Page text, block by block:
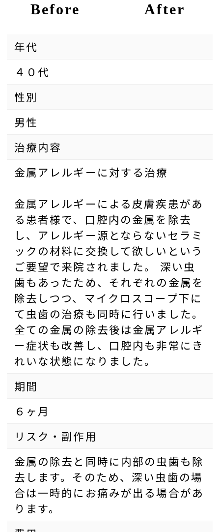
Before After
年代
４０代
性別
男性
治療内容
金属アレルギーに対する治療
金属アレルギーによる皮膚疾患があ
る患者様で、口腔内の金属を除去
し、アレルギー源とならないセラミ
ックの材料に交換して欲しいという
ご要望で来院されました。 深い虫
歯もあったため、それぞれの金属を
除去しつつ、マイクロスコープ下に
て虫歯の治療も同時に行いました。
全ての金属の除去後は金属アレルギ
ー症状も改善し、口腔内も非常にき
れいな状態になりました。
期間
６ヶ月
リスク・副作用
金属の除去と同時に内部の虫歯も除
去します。そのため、深い虫歯の場
合は一時的にお痛みが出る場合があ
ります。